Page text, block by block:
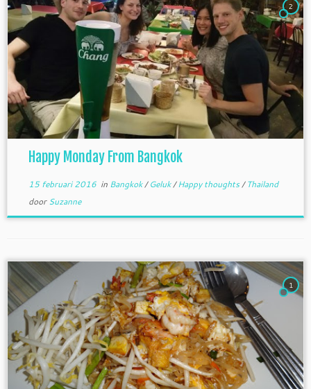
2
Happy Monday From Bangkok
15 februari 2016in Bangkok/Geluk/Happy thoughts/Thailand
doorSuzanne
1